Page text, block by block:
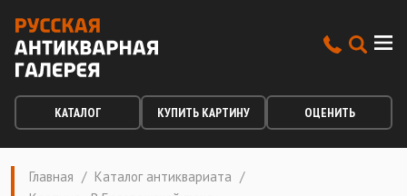
КАТАЛОГ КУПИТЬ КАРТИНУ ОЦЕНИТЬ
Главная / Каталог антиквариата /